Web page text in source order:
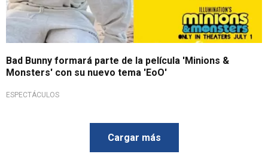
Bad Bunny formará parte de la película 'Minions &
Monsters' con su nuevo tema 'EoO'
ESPECTÁCULOS
Cargar más